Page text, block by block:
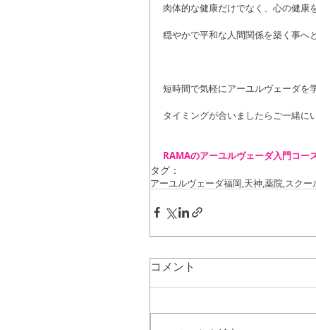
肉体的な健康だけでなく、心の健康
穏やかで平和な人間関係を築く事へ
短時間で気軽にアーユルヴェーダを
タイミングが合いましたらご一緒に
RAMAのアーユルヴェーダ入門コー
タグ：
アーユルヴェーダ福岡,天神,薬院,スクー
コメント